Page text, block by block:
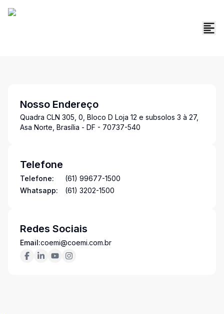
Nosso Endereço
Quadra CLN 305, 0, Bloco D Loja 12 e subsolos 3 à 27,
Asa Norte, Brasília - DF - 70737-540
Telefone
Telefone:
(61) 99677-1500
Whatsapp:
(61) 3202-1500
Redes Sociais
Email:coemi@coemi.com.br